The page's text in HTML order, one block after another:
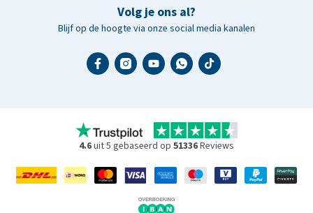
Volg je ons al?
Blijf op de hoogte via onze social media kanalen
4.6uit 5 gebaseerd op 51336Reviews